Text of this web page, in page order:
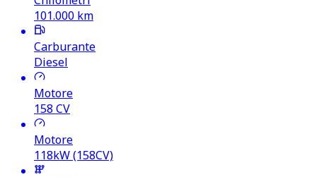
101.000 km
Carburante
Diesel
Motore
158 CV
Motore
118kW (158CV)